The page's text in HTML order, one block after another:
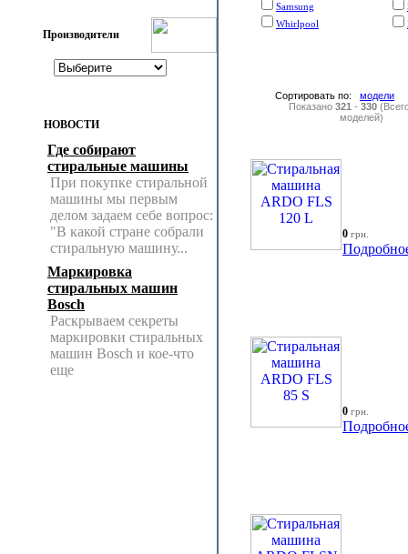
Производители
НОВОСТИ
Где собирают
стиральные машины
При покупке стиральной
машины мы первым
делом задаем себе вопрос:
"В какой стране собрали
стиральную машину...
Маркировка
стиральных машин
Bosch
Раскрываем секреты
маркировки стиральных
машин Bosch и кое-что
еще
Samsung
Whirlpool
Сортировать по: модели
Показано 321 - 330
моделей)
0 грн.
0 грн.